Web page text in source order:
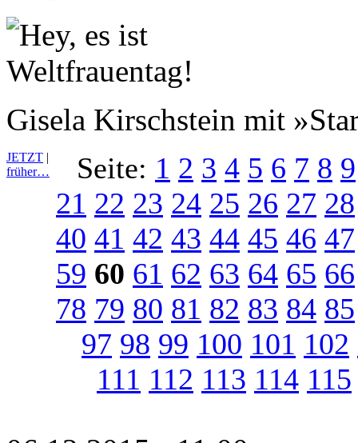
Gisela Kirschstein mit
JETZT |
früher…
Seite: 1 2 3 4 5 6 7 8 9
21 22 23 24 25 26 27 28
40 41 42 43 44 45 46 47
59 60 61 62 63 64 65 66
78 79 80 81 82 83 84 85
97 98 99 100 101 102
111 112 113 114 115